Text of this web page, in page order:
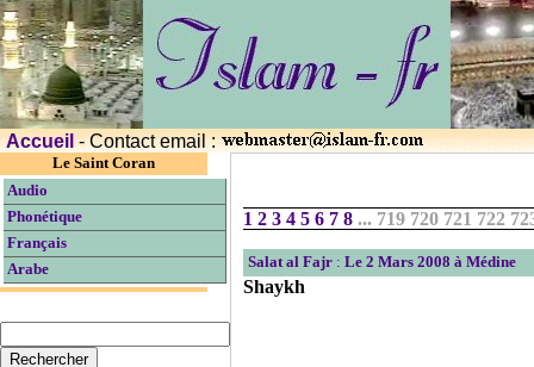
Accueil- Contact email :
Le Saint Coran
Audio
Phonétique
Français
Arabe
1 2 3 4 5 6 7 8 ... 719 720 721 722
Salat al Fajr : Le 2 Mars 2008 à Médine
Shaykh